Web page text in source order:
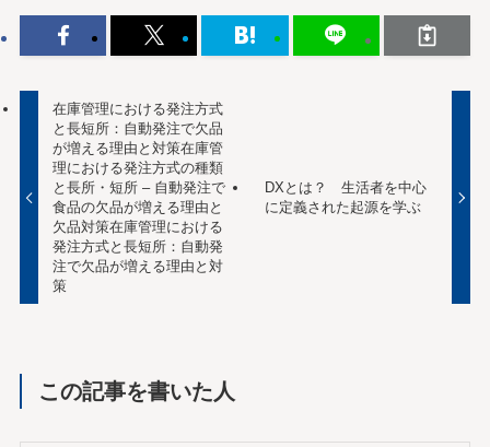
在庫管理における発注方式
と長短所：自動発注で欠品
が増える理由と対策在庫管
理における発注方式の種類
と長所・短所 – 自動発注で
食品の欠品が増える理由と
欠品対策在庫管理における
発注方式と長短所：自動発
注で欠品が増える理由と対
策
DXとは？ 生活者を中心
に定義された起源を学ぶ
この記事を書いた人